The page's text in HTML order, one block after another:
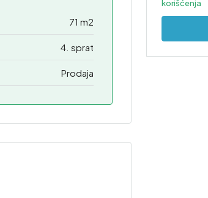
71 m2
4. sprat
Prodaja
korišćenja